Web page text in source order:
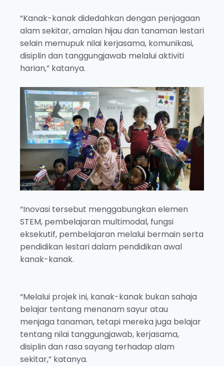
“Kanak-kanak didedahkan dengan penjagaan
alam sekitar, amalan hijau dan tanaman lestari
selain memupuk nilai kerjasama, komunikasi,
disiplin dan tanggungjawab melalui aktiviti
harian,” katanya.
“Inovasi tersebut menggabungkan elemen
STEM, pembelajaran multimodal, fungsi
eksekutif, pembelajaran melalui bermain serta
pendidikan lestari dalam pendidikan awal
kanak-kanak.
“Melalui projek ini, kanak-kanak bukan sahaja
belajar tentang menanam sayur atau
menjaga tanaman, tetapi mereka juga belajar
tentang nilai tanggungjawab, kerjasama,
disiplin dan rasa sayang terhadap alam
sekitar,” katanya.